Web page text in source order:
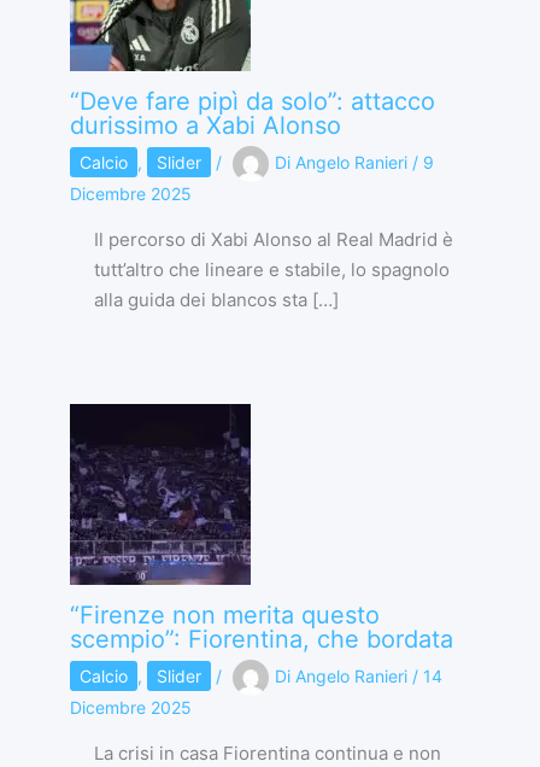
“Deve fare pipì da solo”: attacco
durissimo a Xabi Alonso
Calcio , Slider / Di Angelo Ranieri / 9
Dicembre 2025
Il percorso di Xabi Alonso al Real Madrid è
tutt’altro che lineare e stabile, lo spagnolo
alla guida dei blancos sta […]
“Firenze non merita questo
scempio”: Fiorentina, che bordata
Calcio , Slider / Di Angelo Ranieri / 14
Dicembre 2025
La crisi in casa Fiorentina continua e non